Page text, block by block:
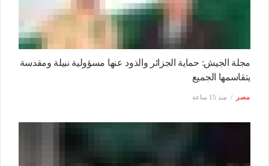
مجلة الجيش: حماية الجزائر والذود عنها مسؤولية نبيلة ومقدسة
يتقاسمها الجميع
مصر منذ 15 ساعة